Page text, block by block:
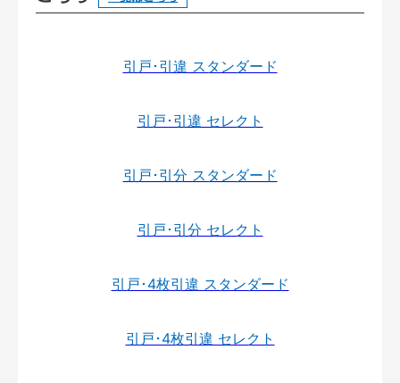
引戸･引違 スタンダード
引戸･引違 セレクト
引戸･引分 スタンダード
引戸･引分 セレクト
引戸･4枚引違 スタンダード
引戸･4枚引違 セレクト